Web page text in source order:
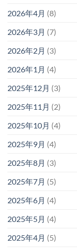
2026年4月 (8)
2026年3月 (7)
2026年2月 (3)
2026年1月 (4)
2025年12月 (3)
2025年11月 (2)
2025年10月 (4)
2025年9月 (4)
2025年8月 (3)
2025年7月 (5)
2025年6月 (4)
2025年5月 (4)
2025年4月 (5)